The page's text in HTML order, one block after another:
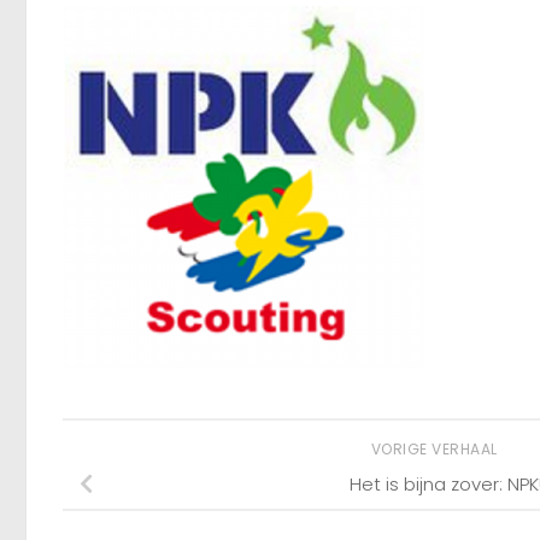
VORIGE VERHAAL
Het is bijna zover: